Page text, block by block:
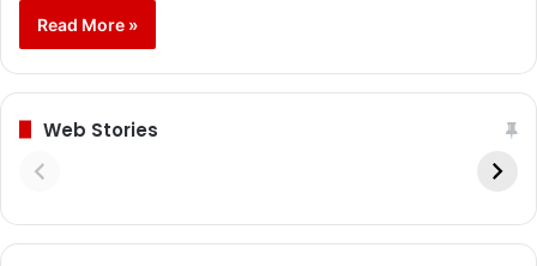
Read More »
Web Stories